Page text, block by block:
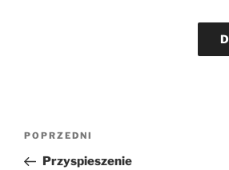
Nawigacja
Poprzedni
wpis
POPRZEDNI
Przyspieszenie